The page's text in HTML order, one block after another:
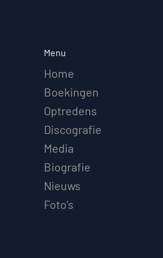
Menu
Home
Boekingen
Optredens
Discografie
Media
Biografie
Nieuws
Foto's